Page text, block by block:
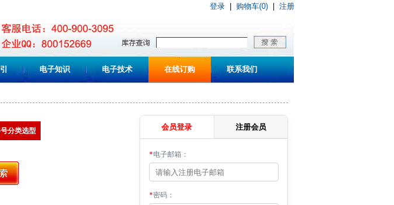
登录 购物车(0) 注册
电子知识 电子技术 在线订购 联系我们
号分类选型 会员登录 注册会员
*电子邮箱：
*密码：